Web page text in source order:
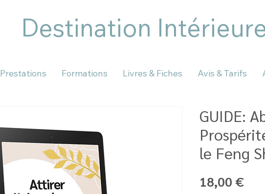
Destination
Prestations Formations Livres & Fiches Avis & Tarifs
GUIDE:
le Feng
18,00 €Prix